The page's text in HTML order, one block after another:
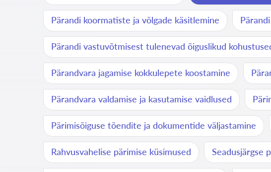
Pärandi koormatiste ja võlgade käsitlemine
Pärandi vastuvõtmisest tulenevad õiguslikud
Pärandvara jagamise kokkulepete koostamine
Pärandvara valdamise ja kasutamise vaidlused
Pärimisõiguse tõendite ja dokumentide väljastamine
Rahvusvahelise pärimise küsimused Seadusjärgse